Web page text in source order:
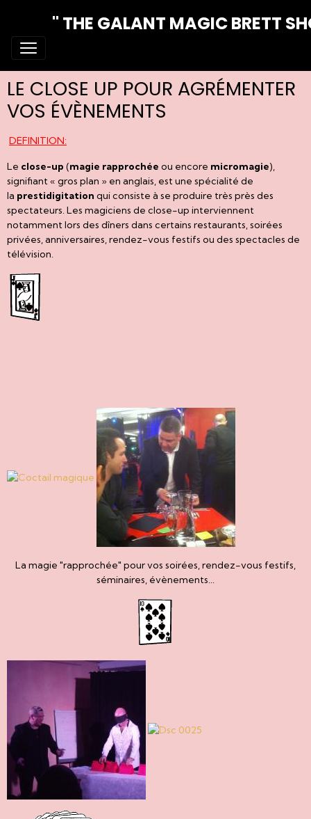
" THE GALANT MAGIC BRETT
LE CLOSE UP POUR AGRÉMENTER
VOS ÉVÈNEMENTS
DEFINITION:
Le close-up (magie rapprochée ou encore micromagie),
signifiant « gros plan » en anglais, est une spécialité de
la prestidigitation qui consiste à se produire très près des
spectateurs. Les magiciens de close-up interviennent
notamment lors des dîners dans certains restaurants, soirées
privées, anniversaires, rendez-vous festifs ou des spectacles de
télévision.
La magie "rapprochée" pour vos soirées, rendez-vous festifs,
séminaires, évènements...